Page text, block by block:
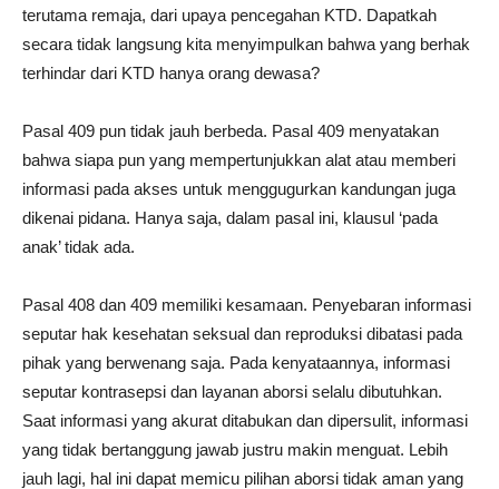
terutama remaja, dari upaya pencegahan KTD. Dapatkah
secara tidak langsung kita menyimpulkan bahwa yang berhak
terhindar dari KTD hanya orang dewasa?
Pasal 409 pun tidak jauh berbeda. Pasal 409 menyatakan
bahwa siapa pun yang mempertunjukkan alat atau memberi
informasi pada akses untuk menggugurkan kandungan juga
dikenai pidana. Hanya saja, dalam pasal ini, klausul ‘pada
anak’ tidak ada.
Pasal 408 dan 409 memiliki kesamaan. Penyebaran informasi
seputar hak kesehatan seksual dan reproduksi dibatasi pada
pihak yang berwenang saja. Pada kenyataannya, informasi
seputar kontrasepsi dan layanan aborsi selalu dibutuhkan.
Saat informasi yang akurat ditabukan dan dipersulit, informasi
yang tidak bertanggung jawab justru makin menguat. Lebih
jauh lagi, hal ini dapat memicu pilihan aborsi tidak aman yang